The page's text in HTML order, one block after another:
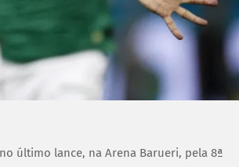
último lance, na Arena Barueri, pela 8ª